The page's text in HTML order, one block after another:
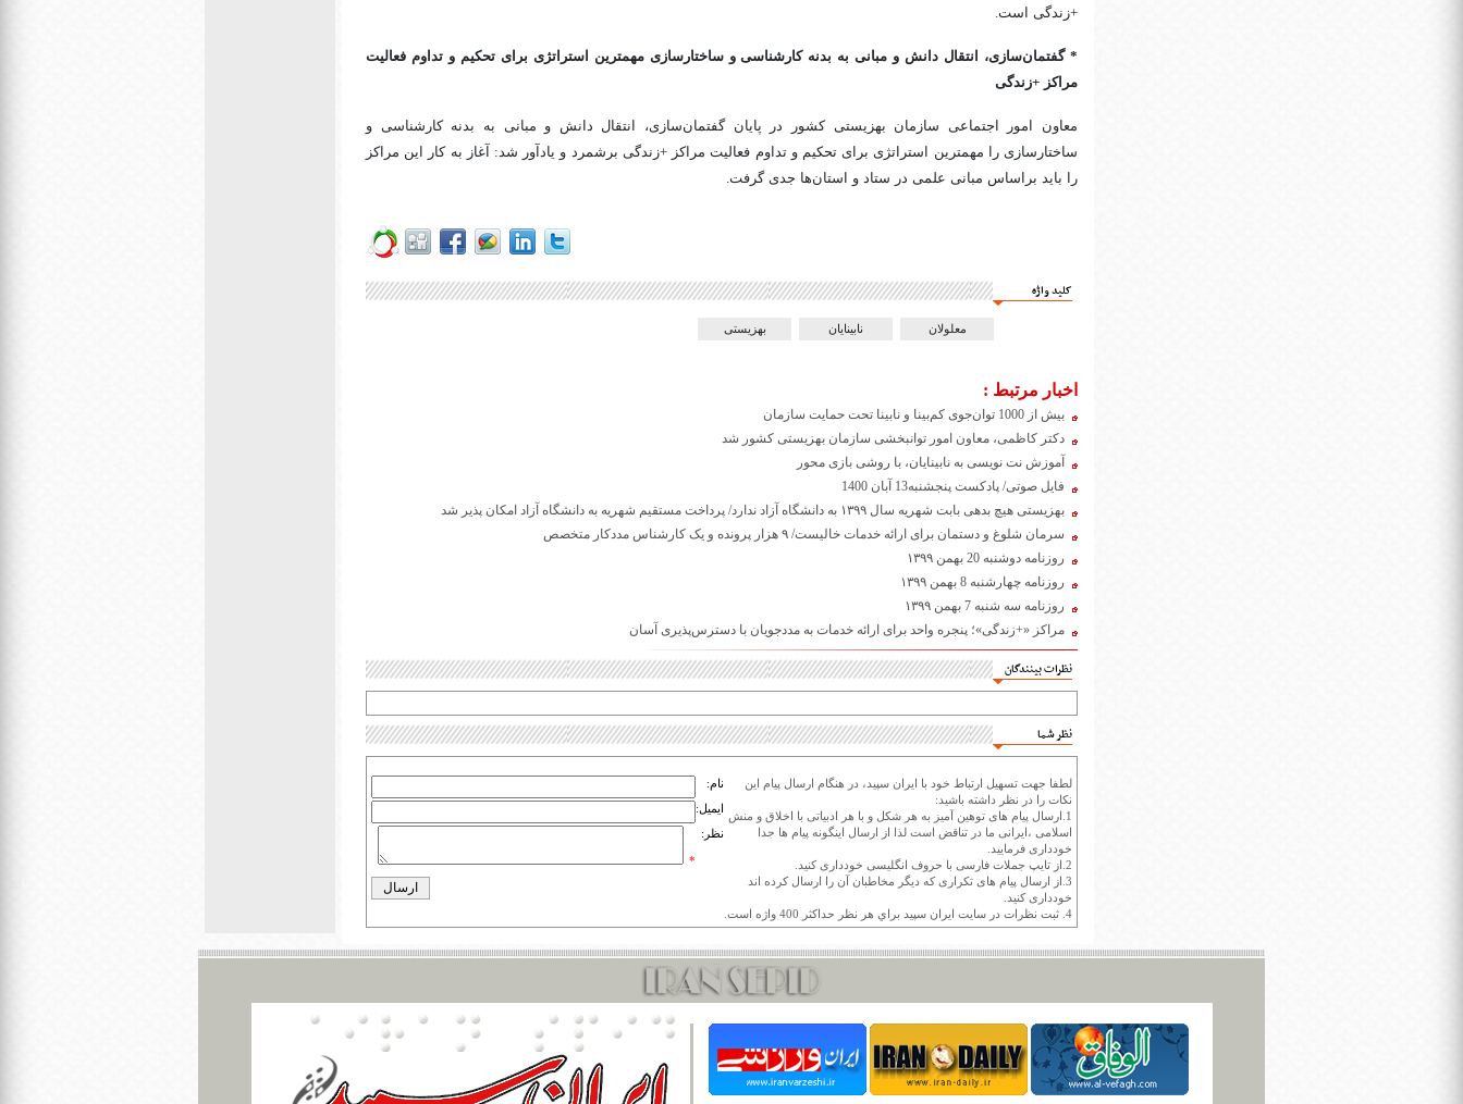
+زندگی است.
* گفتمان‌سازی، انتقال دانش و مبانی به بدنه کارشناسی و ساختارسازی مهمترین استراتژی برای تحکیم و تداوم فعالیت
مراکز +زندگی
معاون امور اجتماعی سازمان بهزیستی کشور در پایان گفتمان‌سازی، انتقال دانش و مبانی به بدنه کارشناسی و
ساختارسازی را مهمترین استراتژی برای تحکیم و تداوم فعالیت مراکز +زندگی برشمرد و یادآور شد: آغاز به کار این مراکز
را باید براساس مبانی علمی در ستاد و استان‌ها جدی گرفت.
کلید واژه
معلولان نابینایان بهزیستی
اخبار مرتبط :
بیش از 1000 توان‌جوی کم‌بینا و نابینا تحت حمایت سازمان
دکتر کاظمی، معاون امور توانبخشی سازمان بهزیستی کشور شد
آموزش نت نویسی به نابینایان، با روشی بازی محور
فایل صوتی/ پادکست پنجشنبه13 آبان 1400
بهزیستی هیچ بدهی بابت شهریه سال ۱۳۹۹ به دانشگاه آزاد ندارد/ پرداخت مستقیم شهریه به دانشگاه آزاد امکان پذیر شد
سرمان شلوغ و دستمان برای ارائه خدمات خالیست/ ۹ هزار پرونده و یک کارشناس مددکار متخصص
روزنامه دوشنبه 20 بهمن ۱۳۹۹
روزنامه چهارشنبه 8 بهمن ۱۳۹۹
روزنامه سه شنبه 7 بهمن ۱۳۹۹
مراکز «+زندگی»؛ پنجره واحد برای ارائه خدمات به مددجویان با دسترس‌پذیری آسان
نظرات بینندگان
نظر شما
لطفا جهت تسهیل ارتباط خود با ایران سپید، در هنگام ارسال پیام این
نکات را در نظر داشته باشید:
1.ارسال پیام های توهین آمیز به هر شکل و با هر ادبیاتی با اخلاق و منش
اسلامی ،ایرانی ما در تناقض است لذا از ارسال اینگونه پیام ها جدا
خودداری فرمایید.
2.از تایپ جملات فارسی با حروف انگلیسی خودداری کنید.
3.از ارسال پیام های تکراری که دیگر مخاطبان آن را ارسال کرده اند
خودداری کنید.
4. ثبت نظرات در سايت ايران سپيد براي هر نظر حداکثر 400 واژه است.
نام:
ایمیل:
نظر:
*